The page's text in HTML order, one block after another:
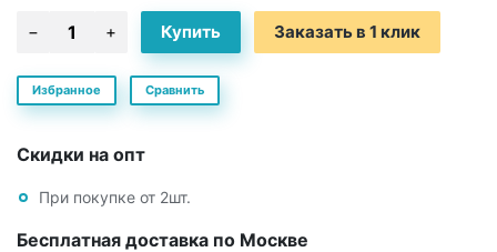
Заказать в 1 клик
Избранное Сравнить
Скидки на опт
При покупке от 2шт.
Бесплатная доставка по Москве